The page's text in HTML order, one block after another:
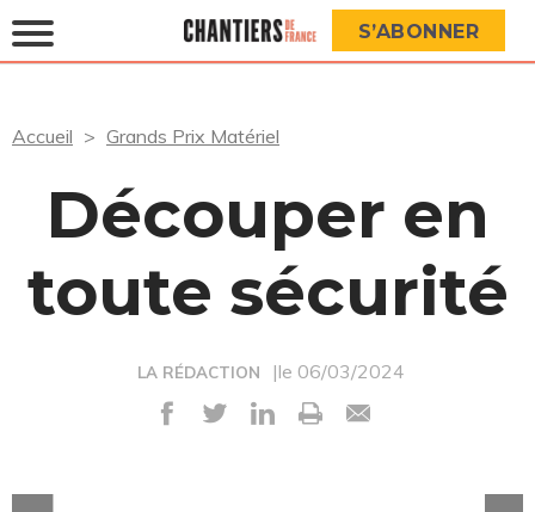
S’ABONNER
Accueil Grands Prix Matériel
Découper en
toute sécurité
LA RÉDACTION |le 06/03/2024